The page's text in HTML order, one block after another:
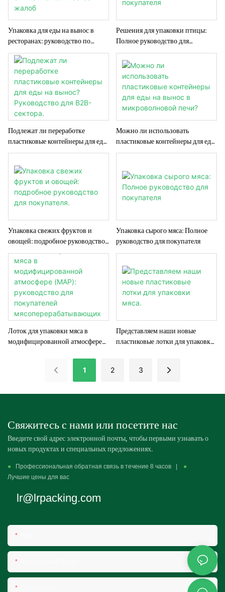
Упаковка для еды на вынос в
ресторанах: руководство по
снижению количества жалоб
Решения для упаковки птицы:
Полное руководство для
покупателя
Подлежат ли переработке
пластиковые контейнеры для еды
на вынос? Руководство для B2B-
Можно ли использовать
пластиковые контейнеры для еды
на вынос в микроволновой
Упаковка свежих фруктов и
овощей: подробное руководство
для покупателя.
Упаковка сырого мяса: Полное
руководство для покупателя
Лоток для упаковки мяса в
модифицированной атмосфере
мясоперерабатывающих
Представляем наши новые
пластиковые лотки для упаковки
1 2 3
Свяжитесь с нами или посетите нас
Введите свой адрес электронной почты, чтобы первыми узнавать о
новых продуктах и ​​специальных предложениях.
● Профессиональная обратная связь в течение 8 часов |
●
Лучшие цены для вас
lr@lrpacking.com